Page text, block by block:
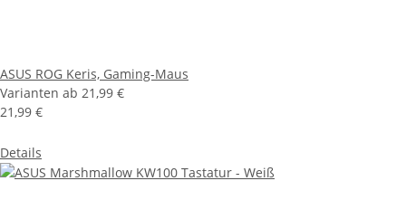
ASUS ROG Keris, Gaming-Maus
Varianten ab 21,99 €
21,99 €
Details